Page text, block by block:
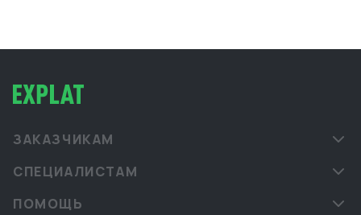
ЗАКАЗЧИКАМ
СПЕЦИАЛИСТАМ
ПОМОЩЬ